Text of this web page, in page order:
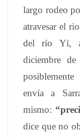
largo rodeo
atravesar el
del río Yí,
diciembre
envía a
mismo:
dice que no